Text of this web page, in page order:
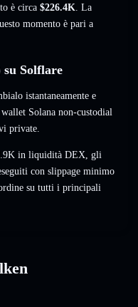
è circa $226.4K. La
momento è pari a
Solflare
istantaneamente e
Solana non-custodial
private.
in liquidità DEX, gli
con slippage minimo
su tutti i principali